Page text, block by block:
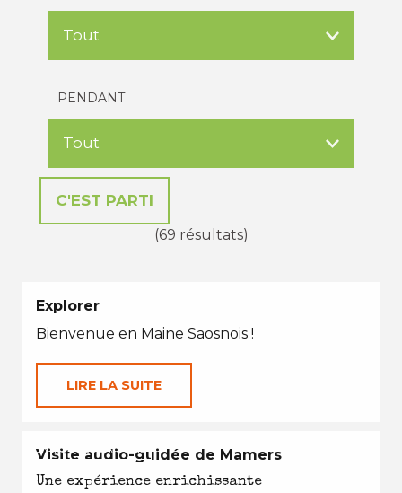
PENDANT
(69 résultats)
Explorer
Bienvenue en Maine Saosnois !
LIRE LA SUITE
EN TOUTES SAISONS
Visite audio-guidée de Mamers
Une expérience enrichissante